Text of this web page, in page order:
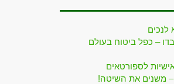
לנכים
– כפל ביטוח בעולם
לספורטאים
– משנים את השיטה!